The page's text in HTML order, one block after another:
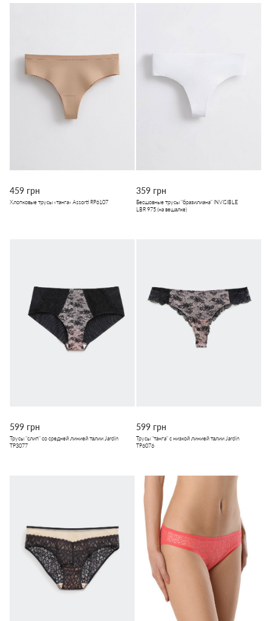
459 грн
Хлопковые трусы «танга» Assorti RP6107
359 грн
Бесшовные трусы "бразилиана" INVISIBLE
LBR 975 (на вешалке)
599 грн
Трусы "слип" со средней линией талии Jardin
TP3077
599 грн
Трусы "танга" с низкой линией талии Jardin
TP6076